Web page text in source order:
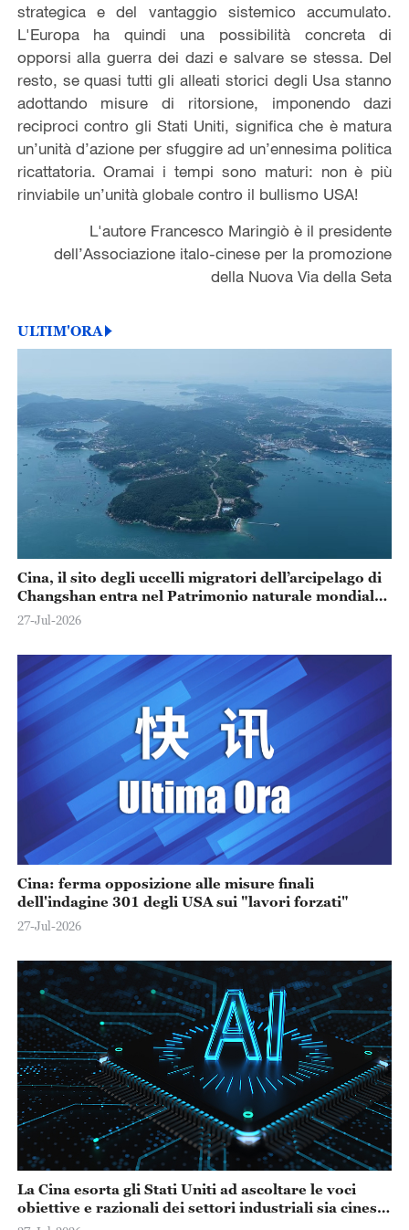
strategica e del vantaggio sistemico accumulato.
L'Europa ha quindi una possibilità concreta di
opporsi alla guerra dei dazi e salvare se stessa. Del
resto, se quasi tutti gli alleati storici degli Usa stanno
adottando misure di ritorsione, imponendo dazi
reciproci contro gli Stati Uniti, significa che è matura
un’unità d’azione per sfuggire ad un’ennesima politica
ricattatoria. Oramai i tempi sono maturi: non è più
rinviabile un’unità globale contro il bullismo USA!
L'autore Francesco Maringiò è il presidente
dell’Associazione italo-cinese per la promozione
della Nuova Via della Seta
ULTIM'ORA
Cina, il sito degli uccelli migratori dell’arcipelago di
Changshan entra nel Patrimonio naturale mondiale
UNESCO
27-Jul-2026
Cina: ferma opposizione alle misure finali
dell'indagine 301 degli USA sui "lavori forzati"
27-Jul-2026
La Cina esorta gli Stati Uniti ad ascoltare le voci
obiettive e razionali dei settori industriali sia cinesi
che statunitensi